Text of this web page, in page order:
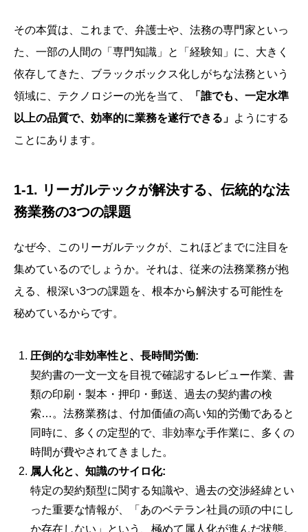
その本質は、これまで、弁護士や、法務の専門家といっ
た、一部の人間の「専門知識」と「経験知」に、大きく
依存してきた、ブラックボックス化しがちな法務という
領域に、テクノロジーの光を当て、
「誰でも、一定水準
以上の品質で、効率的に業務を遂行できる」 ようにする
ことにあります。
1-1. リーガルテックが解決する、伝統的な法
務業務の3つの課題
なぜ今、このリーガルテックが、これほどまでに注目を
集めているのでしょうか。それは、従来の法務業務が抱
える、根深い3つの課題を、根本から解決する可能性を
秘めているからです。
圧倒的な非効率性と、長時間労働:
契約書の一文一文を目視で確認するレビュー作業、書
類の印刷・製本・押印・郵送、過去の契約書の検
索…。法務業務は、付加価値の高い知的労働であると
同時に、多くの定型的で、非効率な手作業に、多くの
時間が費やされてきました。
属人化と、知識のサイロ化:
特定の契約類型に関する知識や、過去の交渉経緯とい
った重要な情報が、「あのベテラン社員の頭の中にし
か存在しない」という、極めて属人化が進んだ状態。